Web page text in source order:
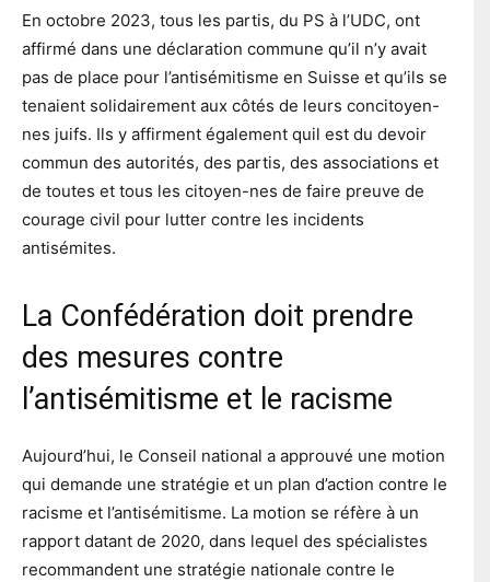
En octobre 2023, tous les partis, du PS à l’UDC, ont
affirmé dans une déclaration commune qu’il n’y avait
pas de place pour l’antisémitisme en Suisse et qu’ils se
tenaient solidairement aux côtés de leurs concitoyen-
nes juifs. Ils y affirment également quil est du devoir
commun des autorités, des partis, des associations et
de toutes et tous les citoyen-nes de faire preuve de
courage civil pour lutter contre les incidents
antisémites.
La Confédération doit prendre
des mesures contre
l’antisémitisme et le racisme
Aujourd’hui, le Conseil national a approuvé une motion
qui demande une stratégie et un plan d’action contre le
racisme et l’antisémitisme. La motion se réfère à un
rapport datant de 2020, dans lequel des spécialistes
recommandent une stratégie nationale contre le